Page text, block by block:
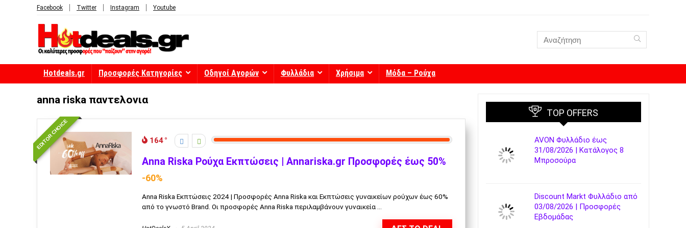
Facebook Twitter Instagram Youtube
Hotdeals.gr Προσφορές Κατηγορίες Οδηγοί Αγορών Φυλλάδια Χρήσιμα Μόδα – Ρούχα
anna riska παντελονια
EDITOR CHOICE 164
Anna Riska Ρούχα Εκπτώσεις | Annariska.gr Προσφορές έως 50%
-60%
Anna Riska Εκπτώσεις 2024 | Προσφορές Anna Riska και Εκπτώσεις γυναικείων ρούχων έως 60%
από το γνωστό Brand. Οι προσφορές Anna Riska περιλαμβάνουν γυναικεία ...
TOP OFFERS
AVON Φυλλάδιο έως
31/08/2026 | Κατάλογος 8
Μπροσούρα
Discount Markt Φυλλάδιο από
03/08/2026 | Προσφορές
Εβδομάδας